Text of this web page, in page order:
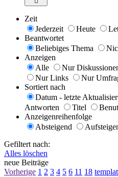
Zeit
Jederzeit
Heute
Beantwortet
Beliebiges Thema
Anzeigen
Alle
Nur
Nur Links
Nur
Sortiert nach
Datum - letzte
Antworten
Titel
Anzeigenreihenfolge
Absteigend
Gefiltert nach:
Alles löschen
neue Beiträge
Vorherige 1 2 3 4 5 6 11 18